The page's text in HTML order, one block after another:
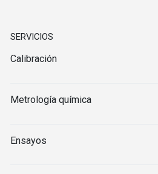
SERVICIOS
Calibración
Metrología química
Ensayos